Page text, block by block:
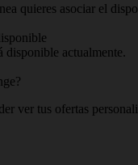
quieres asociar el
disponible actualmente.
ver tus ofertas